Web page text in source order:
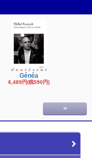
Généa
6,489円(税590円)
>